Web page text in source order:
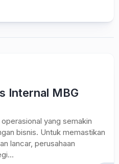
Internal MBG
yang semakin
bisnis. Untuk memastikan
lancar, perusahaan